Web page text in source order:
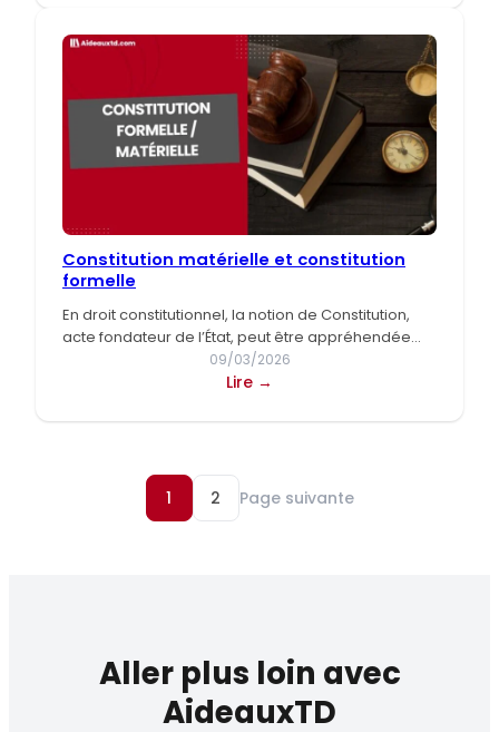
(Séparation
des
pouvoirs)
Constitution matérielle et constitution
formelle
En droit constitutionnel, la notion de Constitution,
acte fondateur de l’État, peut être appréhendée
selon deux perspectives distinctes…
09/03/2026
Lire →
formelle
1 2 Page suivante
Aller plus loin avec
AideauxTD